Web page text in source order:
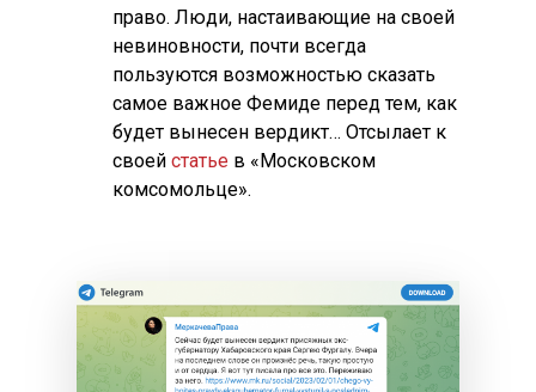
право. Люди, настаивающие на своей
невиновности, почти всегда
пользуются возможностью сказать
самое важное Фемиде перед тем, как
будет вынесен вердикт… Отсылает к
своей статье в «Московском
комсомольце».